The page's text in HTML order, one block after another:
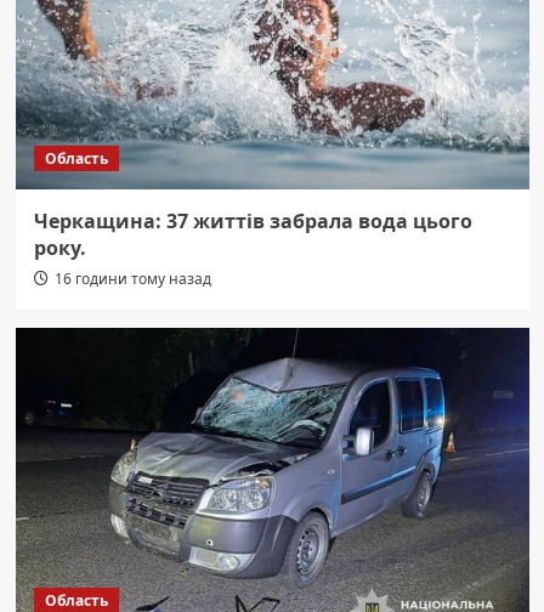
Область
Черкащина: 37 життів забрала вода цього
року.
16 години тому назад
Область